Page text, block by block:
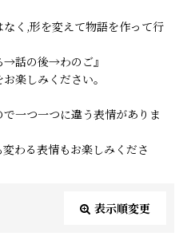
く,形を変えて物語を作って行
→話の後→わのご』
楽しみください。
一つ一つに違う表情がありま
わる表情もお楽しみくださ
表示順変更
閉じる